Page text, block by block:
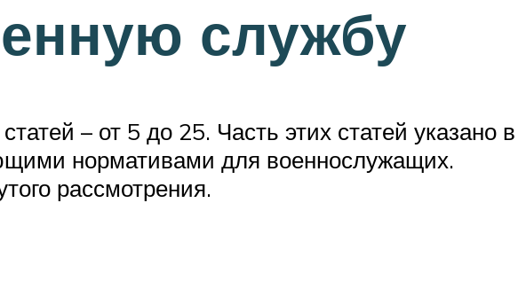
службу
– от 5 до 25. Часть этих статей указано в
нормативами для военнослужащих.
рассмотрения.